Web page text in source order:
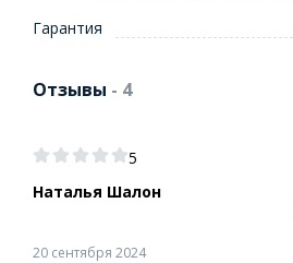
Гарантия
Отзывы - 4
5
Наталья Шалон
20 сентября 2024